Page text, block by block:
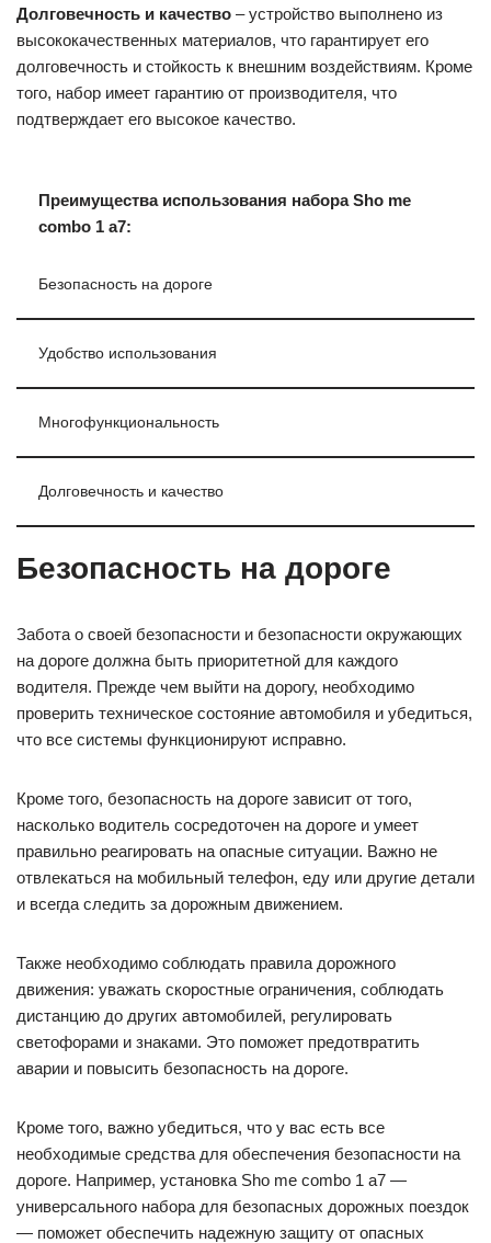
Долговечность и качество – устройство выполнено из
высококачественных материалов, что гарантирует его
долговечность и стойкость к внешним воздействиям. Кроме
того, набор имеет гарантию от производителя, что
подтверждает его высокое качество.
Преимущества использования набора Sho me
combo 1 а7:
Безопасность на дороге
Удобство использования
Многофункциональность
Долговечность и качество
Безопасность на дороге
Забота о своей безопасности и безопасности окружающих
на дороге должна быть приоритетной для каждого
водителя. Прежде чем выйти на дорогу, необходимо
проверить техническое состояние автомобиля и убедиться,
что все системы функционируют исправно.
Кроме того, безопасность на дороге зависит от того,
насколько водитель сосредоточен на дороге и умеет
правильно реагировать на опасные ситуации. Важно не
отвлекаться на мобильный телефон, еду или другие детали
и всегда следить за дорожным движением.
Также необходимо соблюдать правила дорожного
движения: уважать скоростные ограничения, соблюдать
дистанцию до других автомобилей, регулировать
светофорами и знаками. Это поможет предотвратить
аварии и повысить безопасность на дороге.
Кроме того, важно убедиться, что у вас есть все
необходимые средства для обеспечения безопасности на
дороге. Например, установка Sho me combo 1 а7 —
универсального набора для безопасных дорожных поездок
— поможет обеспечить надежную защиту от опасных